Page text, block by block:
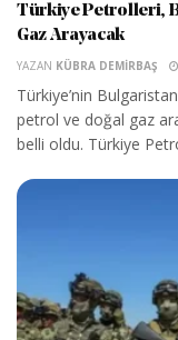
Türkiye Petrolleri,
Gaz Arayacak
YAZAN KÜBRA DEMIRBAŞ
Türkiye’nin
petrol ve doğal gaz
belli oldu. Türkiye